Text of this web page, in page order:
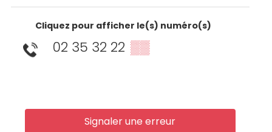
Cliquez pour afficher le(s) numéro(s)
02 35 32 22 ▒▒
Signaler une erreur